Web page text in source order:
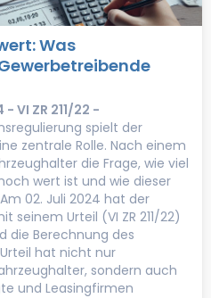
Was
VI ZR 211/22 -
spielt der
zentrale Rolle. Nach einem
die Frage, wie viel
wert ist und wie dieser
02. Juli 2024 hat der
seinem Urteil (VI ZR 211/22)
die Berechnung des
hat nicht nur
sondern auch
und Leasingfirmen